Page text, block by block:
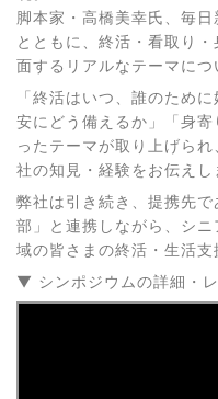
脚本家・高橋美幸氏、毎
とともに、終活・看取り
面するリアルなテーマにつ
「終活はいつ、誰のため
安にどう備えるか」「身
ったテーマが取り上げら
社の知見・経験をお伝えし
弊社は引き続き、提携先
部」と連携しながら、シ
域の皆さまの終活・生活支
▼ シンポジウムの詳細・